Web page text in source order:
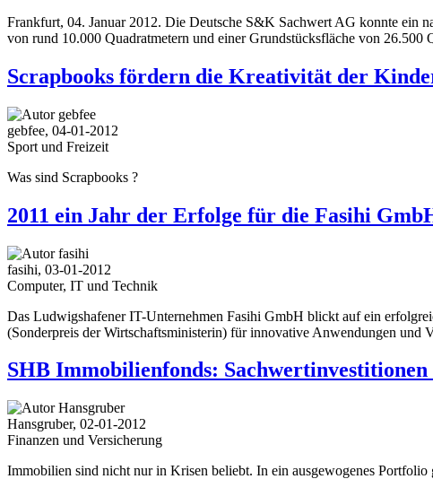
Frankfurt, 04. Januar 2012. Die Deutsche S&K Sachwert AG konnte ein
von rund 10.000 Quadratmetern und einer Grundstücksfläche von
Scrapbooks fördern die Kreativität der
gebfee, 04-01-2012
Sport und Freizeit
Was sind Scrapbooks ?
2011 ein Jahr der Erfolge für die Fasihi
fasihi, 03-01-2012
Computer, IT und Technik
Das Ludwigshafener IT-Unternehmen Fasihi GmbH blickt auf ein
(Sonderpreis der Wirtschaftsministerin) für innovative Anwendungen und
SHB Immobilienfonds:
Hansgruber, 02-01-2012
Finanzen und Versicherung
Immobilien sind nicht nur in Krisen beliebt. In ein ausgewogenes